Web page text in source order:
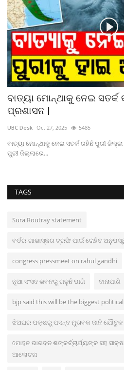
ବାତ୍ୟା ମୋନ୍ଥାକୁ ନେଇ ସତର୍କ
ପ୍ରଶାସନ |
UBC Desk Oct 27, 2025 5485
ବାତ୍ୟା ମୋନ୍ଥାକୁ ନେଇ ସତର୍କ ରହିଛି ପୁରୀ
ପୁରୀ ଜିଲ୍ଲାରେ...
TAGS
Sura Routray statement
ବର୍ଡର-ଗାଭାସ୍କର ଟ୍ରଫି ପାଇଁ ରୋହିତ
congress pressmeet on rahul gandhi
ନୂଆ ସଂସଦ ଭବନରୁ ଗଳୁଛି ପାଣି ଦାନାପାଣି
bjp said this will be the biggest
ଝିଅଘର ପକ୍ଷରୁ ପସନ୍ଦ ମୁତାବକ ଜାନି
ମୋହନ ଭାଗବତ ଶଙ୍କର୍ଚ୍ଚାର୍ଯ୍ୟଙ୍କ ସହ
ଆଲୋଚନା